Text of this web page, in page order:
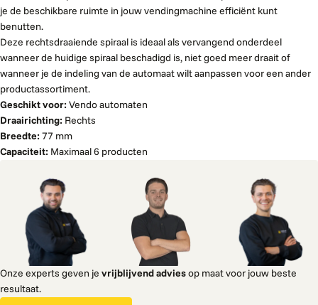
je de beschikbare ruimte in jouw vendingmachine efficiënt kunt
benutten.
Deze rechtsdraaiende spiraal is ideaal als vervangend onderdeel
wanneer de huidige spiraal beschadigd is, niet goed meer draait of
wanneer je de indeling van de automaat wilt aanpassen voor een ander
productassortiment.
Geschikt voor: Vendo automaten
Draairichting: Rechts
Breedte: 77 mm
Capaciteit: Maximaal 6 producten
Onze experts geven je vrijblijvend adviesop maat voor jouw beste
resultaat.